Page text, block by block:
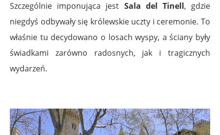
Szczególnie imponująca jest Sala del Tinell, gdzie
niegdyś odbywały się królewskie uczty i ceremonie. To
właśnie tu decydowano o losach wyspy, a ściany były
świadkami zarówno radosnych, jak i tragicznych
wydarzeń.